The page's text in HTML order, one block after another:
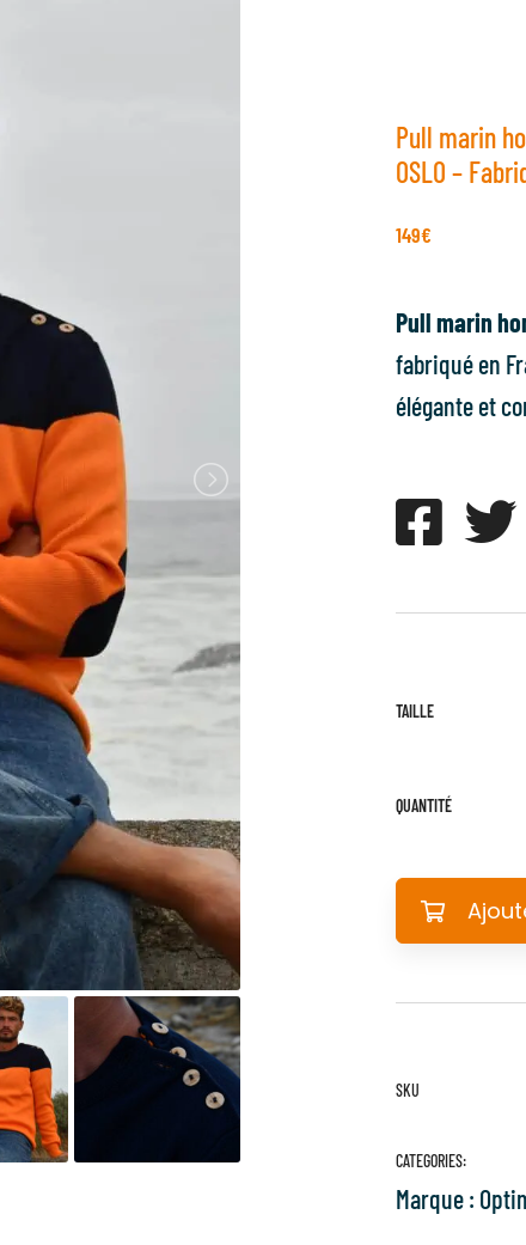
Pull marin
OSLO –
149€
Pull marin
fabriqué en
élégante et
TAILLE
QUANTITÉ
SKU
CATEGORIES:
Marque :